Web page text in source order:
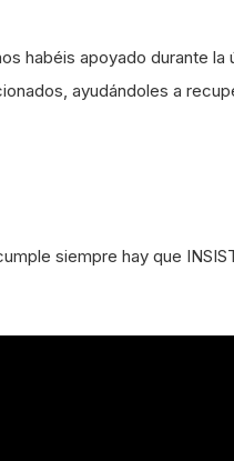
habéis apoyado durante la
ayudándoles a
siempre hay que